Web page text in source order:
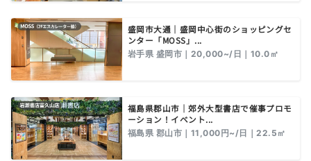
盛岡市大通｜盛岡中心街のショッピングセ
ンター「MOSS」...
岩手県 盛岡市｜20,000~/日｜10.0㎡
福島県郡山市｜郊外大型書店で催事プロモ
ーション！イベント...
福島県 郡山市｜11,000円~/日｜22.5㎡